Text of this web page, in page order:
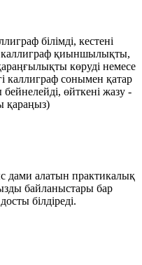
білімді, кестені
каллиграф қиыншылықты,
көруді немесе
каллиграф сонымен қатар
өйткені жазу -
қараңыз)
дами алатын практикалық
байланыстары бар
білдіреді.